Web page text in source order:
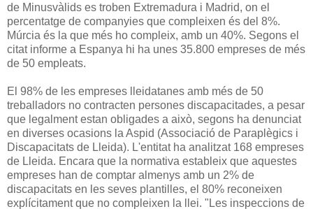
de Minusvàlids es troben Extremadura i Madrid, on el
percentatge de companyies que compleixen és del 8%.
Múrcia és la que més ho compleix, amb un 40%. Segons el
citat informe a Espanya hi ha unes 35.800 empreses de més
de 50 empleats.
El 98% de les empreses lleidatanes amb més de 50
treballadors no contracten persones discapacitades, a pesar
que legalment estan obligades a això, segons ha denunciat
en diverses ocasions la Aspid (Associació de Paraplègics i
Discapacitats de Lleida). L'entitat ha analitzat 168 empreses
de Lleida. Encara que la normativa estableix que aquestes
empreses han de comptar almenys amb un 2% de
discapacitats en les seves plantilles, el 80% reconeixen
explícitament que no compleixen la llei. "Les inspeccions de